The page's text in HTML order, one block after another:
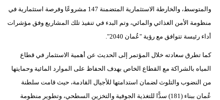
والمتوسط، والخارطة الاستثمارية المتضمنة 147 مشروعًا وفرصة استثمارية في
منظومة الأمن الغذائي والمائي، وتم البدء في تنفيذ تلك المشاريع وفق مؤشرات
أداء رئيسة تتوافق مع رؤية "عُمان 2040".
كما تطرق سعادته خلال المؤتمر إلى الحديث عن أهمية الاستثمار في قطاع
المياه بالشراكة مع القطاع الخاص بهدف الحفاظ على الموارد المائية وحمايتها
من النضوب والتلوث لضمان استدامتها للأجيال القادمة، حيث قامت سلطنة
عُمان ببناء (181) سدًّا للتغذية الجوفية والتخزين السطحي، وتطوير منظومة